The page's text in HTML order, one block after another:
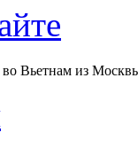
Вьетнам из